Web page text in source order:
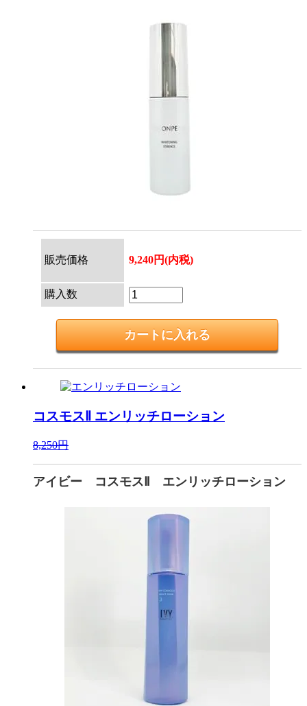
販売価格 9,240円(内税)
購入数
コスモスⅡ エンリッチローション
8,250円
アイビー コスモスⅡ エンリッチローション